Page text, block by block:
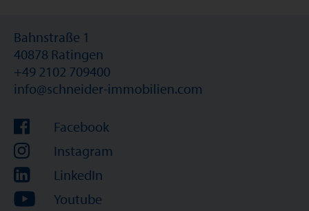
Bahnstraße 1
40878 Ratingen
+49 2102 709400
info@schneider-immobilien.com
Facebook
Instagram
LinkedIn
Youtube